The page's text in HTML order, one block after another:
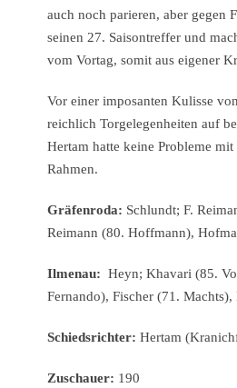
auch noch parieren, aber gegen
seinen 27. Saisontreffer und
vom Vortag, somit aus eigener
Vor einer imposanten Kulisse
reichlich Torgelegenheiten auf
Hertam hatte keine Probleme
Rahmen.
Gräfenroda: Schlundt; F.
Reimann (80. Hoffmann),
Ilmenau: Heyn; Khavari (85.
Fernando), Fischer (71.
Schiedsrichter: Hertam
Zuschauer: 190